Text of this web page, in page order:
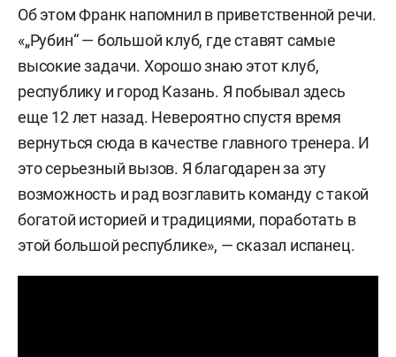
Об этом Франк напомнил в приветственной речи.
«„Рубин“ — большой клуб, где ставят самые
высокие задачи. Хорошо знаю этот клуб,
республику и город Казань. Я побывал здесь
еще 12 лет назад. Невероятно спустя время
вернуться сюда в качестве главного тренера. И
это серьезный вызов. Я благодарен за эту
возможность и рад возглавить команду с такой
богатой историей и традициями, поработать в
этой большой республике», — сказал испанец.